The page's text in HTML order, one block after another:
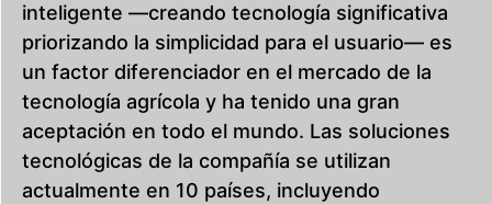
inteligente —creando tecnología significativa
priorizando la simplicidad para el usuario— es
un factor diferenciador en el mercado de la
tecnología agrícola y ha tenido una gran
aceptación en todo el mundo. Las soluciones
tecnológicas de la compañía se utilizan
actualmente en 10 países, incluyendo